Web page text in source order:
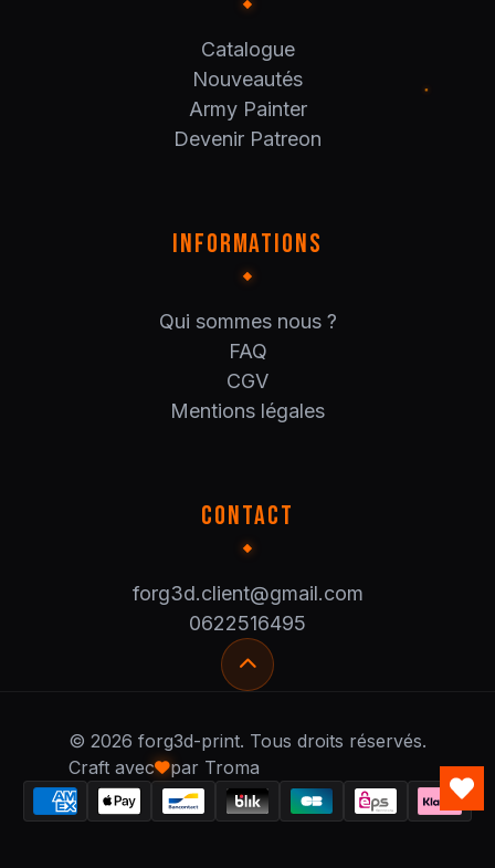
Catalogue
Nouveautés
Army Painter
Devenir Patreon
INFORMATIONS
Qui sommes nous ?
FAQ
CGV
Mentions légales
CONTACT
forg3d.client@gmail.com
0622516495
© 2026 forg3d-print. Tous droits réservés.
Craft avec
par Troma